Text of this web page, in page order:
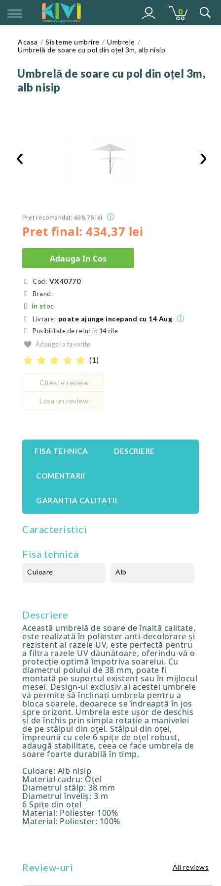
0
Acasa Sisteme umbrire
Umbrele
Umbrelă de soare cu pol din oțel 3m, alb nisip
Umbrelă de soare cu pol din oțel 3m,
alb nisip
‹ ›
Pret final: 434,37 lei
Pret recomandat: 638,78 lei ⓘ
Adauga In Cos
Cod: VX40770
Brand:
in stoc
Livrare: poate ajunge incepand cu 14 Aug ⓘ
Posibilitate de retur in 14 zile
Adauga la favorite
star star star star star (1)
Citeste review
Lasa un review
FISA TEHNICA DESCRIERE
COMENTARII
GARANTIA CALITATII
Caracteristici
Fisa tehnica
Culoare Alb
Descriere
Această umbrelă de soare de înaltă calitate,
este realizată în poliester anti-decolorare și
rezistent al razele UV, este perfectă pentru
a filtra razele UV dăunătoare, oferindu-vă o
protecție optimă împotriva soarelui. Cu
diametrul polului de 38 mm, poate fi
montată pe suportul existent sau în mijlocul
mesei. Design-ul exclusiv al acestei umbrele
vă permite să înclinați umbrela pentru a
bloca soarele, deoarece se îndreaptă în jos
spre orizont. Umbrela este ușor de deschis
și de închis prin simpla rotație a manivelei
de pe stâlpul din oțel. Stâlpul din oțel,
împreună cu cele 6 spițe de oțel robust,
adaugă stabilitate, ceea ce face umbrela de
soare foarte durabilă în timp.
Culoare: Alb nisip
Material cadru: Oțel
Diametrul stâlp: 38 mm
Diametrul înveliş: 3 m
6 Spițe din oțel
Material: Poliester 100%
Material: Poliester: 100%
Review-uri All reviews